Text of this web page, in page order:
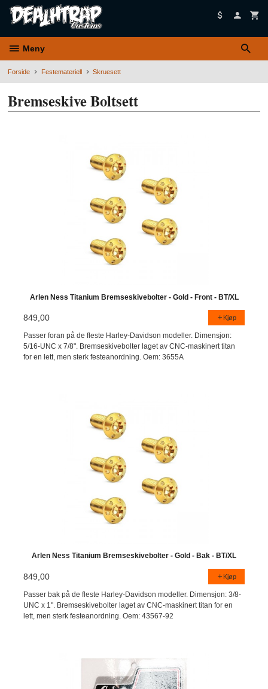
Meny
Forside Festemateriell Skruesett
Bremseskive Boltsett
Arlen Ness Titanium Bremseskivebolter - Gold - Front - BT/XL
849,00 Kjøp
Passer foran på de fleste Harley-Davidson modeller. Dimensjon:
5/16-UNC x 7/8". Bremseskivebolter laget av CNC-maskinert titan
for en lett, men sterk festeanordning. Oem: 3655A
Arlen Ness Titanium Bremseskivebolter - Gold - Bak - BT/XL
849,00 Kjøp
Passer bak på de fleste Harley-Davidson modeller. Dimensjon: 3/8-
UNC x 1". Bremseskivebolter laget av CNC-maskinert titan for en
lett, men sterk festeanordning. Oem: 43567-92